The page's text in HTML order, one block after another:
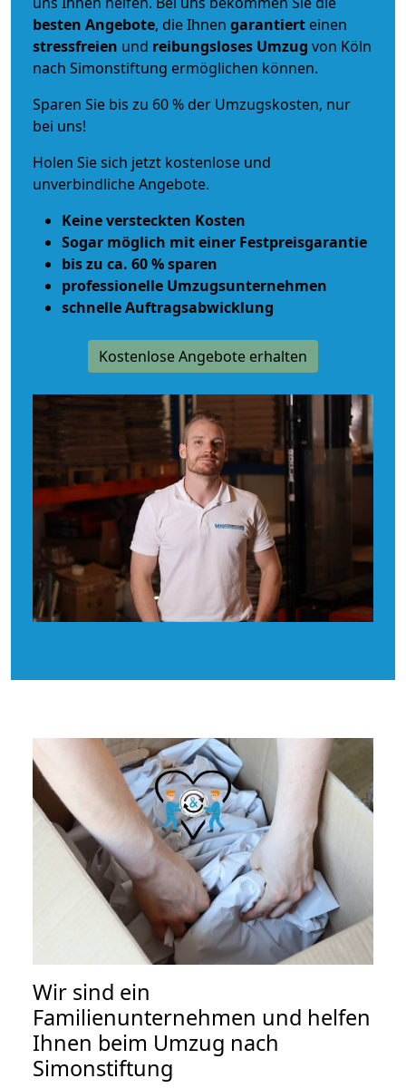
besten Angebote, die Ihnen garantiert einen
stressfreien und reibungsloses Umzug von Köln
nach Simonstiftung ermöglichen können.
Sparen Sie bis zu 60 % der Umzugskosten, nur
bei uns!
Holen Sie sich jetzt kostenlose und
unverbindliche Angebote.
Keine versteckten Kosten
Sogar möglich mit einer Festpreisgarantie
bis zu ca. 60 % sparen
professionelle Umzugsunternehmen
schnelle Auftragsabwicklung
Kostenlose Angebote erhalten
Wir sind ein
Familienunternehmen und helfen
Ihnen beim Umzug nach
Simonstiftung